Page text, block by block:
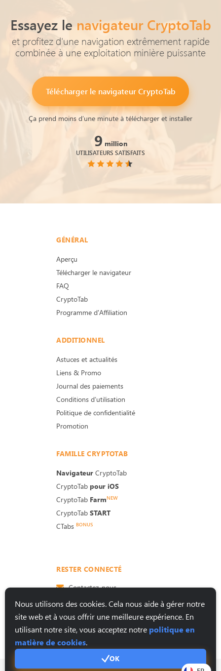
Nous utilisons des cookies. Cela nous aide à gérer notre
site web et à vous offrir une meilleure expérience. En
utilisant notre site, vous acceptez notre politique en
matière de cookies.
OK
Essayez le navigateur CryptoTab
et profitez d'une navigation extrêmement rapide
combinée à une exploitation minière puissante
Télécharger le navigateur CryptoTab
Ça prend moins d’une minute à télécharger et installer
9 million
UTILISATEURS SATISFAITS
GÉNÉRAL
Aperçu
Télécharger le navigateur
FAQ
CryptoTab
Programme d'Affiliation
ADDITIONNEL
Astuces et actualités
Liens & Promo
Journal des paiements
Conditions d’utilisation
Politique de confidentialité
Promotion
FAMILLE CRYPTOTAB
Navigateur CryptoTab
CryptoTab pour iOS
CryptoTab FarmNEW
CryptoTab START
CTabs BONUS
RESTER CONNECTÉ
Contactez-nous